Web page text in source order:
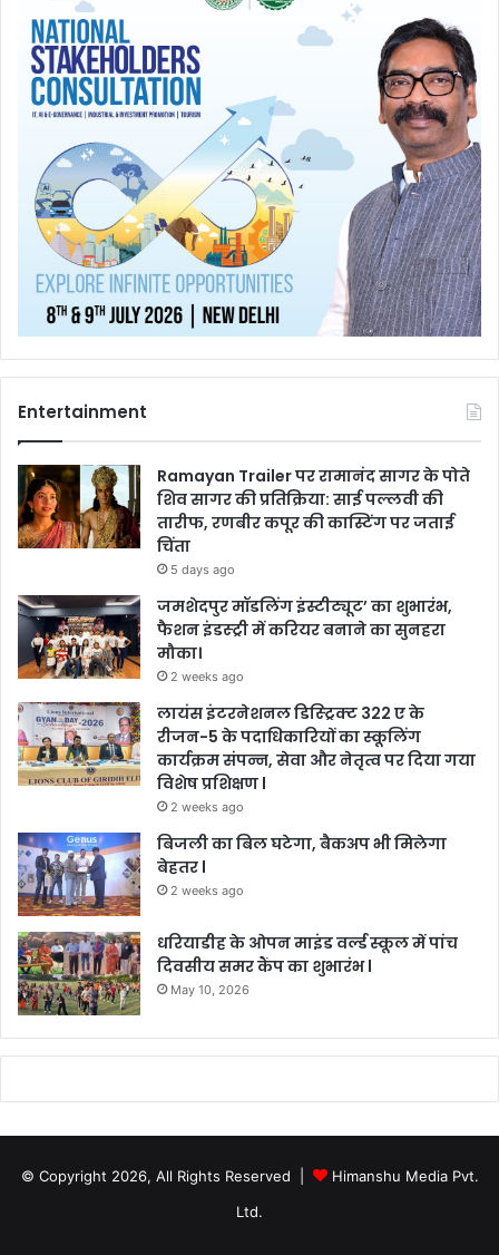
Entertainment
Ramayan Trailer पर रामानंद सागर के पोते
शिव सागर की प्रतिक्रिया: साई पल्लवी की
तारीफ, रणबीर कपूर की कास्टिंग पर जताई
चिंता
5 days ago
जमशेदपुर मॉडलिंग इंस्टीट्यूट’ का शुभारंभ,
फैशन इंडस्ट्री में करियर बनाने का सुनहरा
मौका।
2 weeks ago
लायंस इंटरनेशनल डिस्ट्रिक्ट 322 ए के
रीजन-5 के पदाधिकारियों का स्कूलिंग
कार्यक्रम संपन्न, सेवा और नेतृत्व पर दिया गया
विशेष प्रशिक्षण l
2 weeks ago
बिजली का बिल घटेगा, बैकअप भी मिलेगा
बेहतर l
2 weeks ago
धरियाडीह के ओपन माइंड वर्ल्ड स्कूल में पांच
दिवसीय समर कैंप का शुभारंभ l
May 10, 2026
© Copyright 2026, All Rights Reserved |
Himanshu Media Pvt.
Ltd.